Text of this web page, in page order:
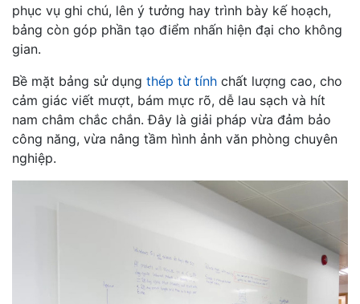
phục vụ ghi chú, lên ý tưởng hay trình bày kế hoạch,
bảng còn góp phần tạo điểm nhấn hiện đại cho không
gian.
Bề mặt bảng sử dụng thép từ tính chất lượng cao, cho
cảm giác viết mượt, bám mực rõ, dễ lau sạch và hít
nam châm chắc chắn. Đây là giải pháp vừa đảm bảo
công năng, vừa nâng tầm hình ảnh văn phòng chuyên
nghiệp.